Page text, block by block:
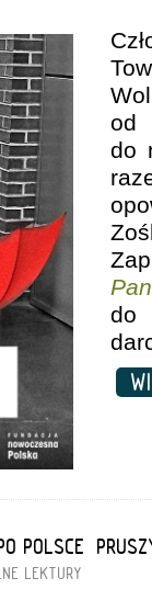
do
POLSCE”
LEKTURY